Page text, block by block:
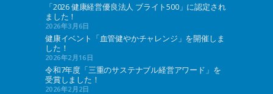
「2026 健康経営優良法人 ブライト500」に認定され
ました！
2026年3月6日
健康イベント「血管健やかチャレンジ」を開催しま
した！
2026年2月16日
令和7年度「三重のサステナブル経営アワード」を
受賞しました！
2026年2月2日